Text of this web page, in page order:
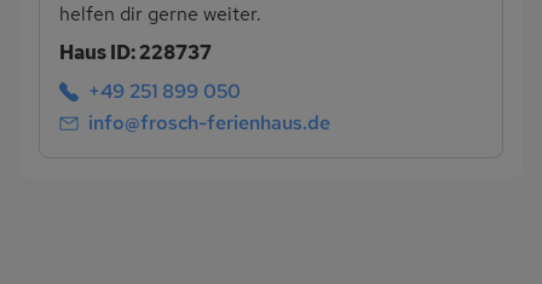
helfen dir gerne weiter.
Haus ID: 228737
+49 251 899 050
info@frosch-ferienhaus.de